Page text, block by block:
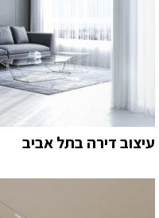
עיצוב דירה בתל אביב